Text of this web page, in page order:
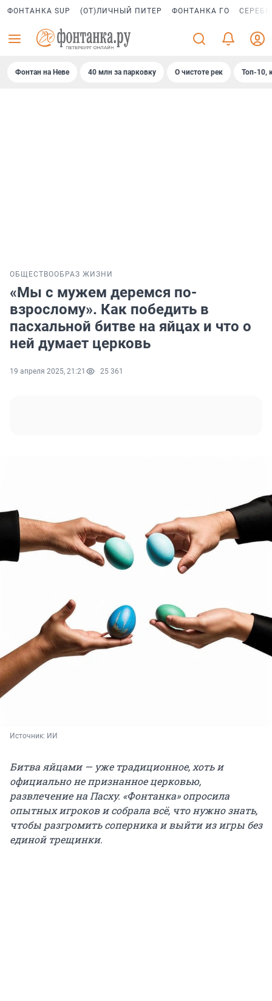
ФОНТАНКА SUP (ОТ)ЛИЧНЫЙ ПИТЕР ФОНТАНКА ГО
Фонтан на Неве 40 млн за парковку О чистоте рек Топ-10,
ОБЩЕСТВООБРАЗ ЖИЗНИ
«Мы с мужем деремся по-
взрослому». Как победить в
пасхальной битве на яйцах и что о
ней думает церковь
19 апреля 2025, 21:21 25 361
Источник: ИИ
Битва яйцами — уже традиционное, хоть и
официально не признанное церковью,
развлечение на Пасху. «Фонтанка» опросила
опытных игроков и собрала всё, что нужно знать,
чтобы разгромить соперника и выйти из игры без
единой трещинки.